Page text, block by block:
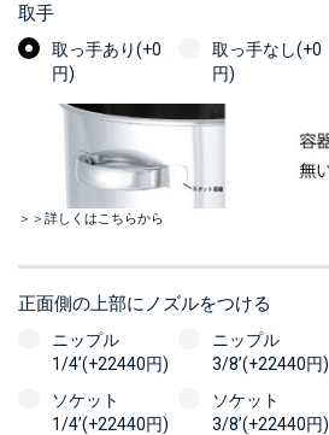
取手
取っ手あり(+0
円)
取っ手なし(+0
円)
＞＞詳しくはこちらから
正面側の上部にノズルをつける
ニップル
1/4’(+22440円)
ニップル
3/8’(+22440円)
ソケット
1/4’(+22440円)
ソケット
3/8’(+22440円)